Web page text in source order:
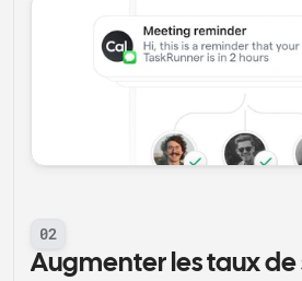
02
Augmenter les taux